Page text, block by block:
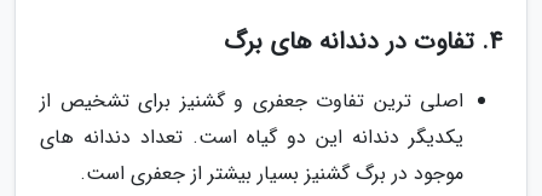
4. تفاوت در دندانه های برگ
اصلی ترین تفاوت جعفری و گشنیز برای تشخیص از
یکدیگر دندانه این دو گیاه است. تعداد دندانه های
موجود در برگ گشنیز بسیار بیشتر از جعفری است.